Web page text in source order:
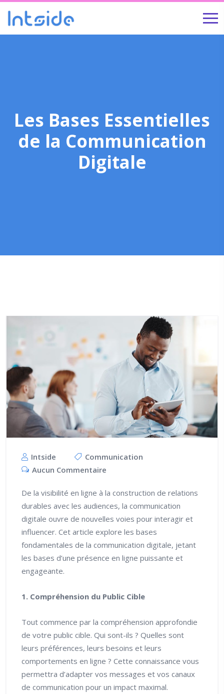
Les Bases Essentielles
de la Communication
Digitale
Intside
Communication
Aucun Commentaire
De la visibilité en ligne à la construction de relations
durables avec les audiences, la communication
digitale ouvre de nouvelles voies pour interagir et
influencer. Cet article explore les bases
fondamentales de la communication digitale, jetant
les bases d’une présence en ligne puissante et
engageante.
1. Compréhension du Public Cible
Tout commence par la compréhension approfondie
de votre public cible. Qui sont-ils ? Quelles sont
leurs préférences, leurs besoins et leurs
comportements en ligne ? Cette connaissance vous
permettra d’adapter vos messages et vos canaux
de communication pour un impact maximal.